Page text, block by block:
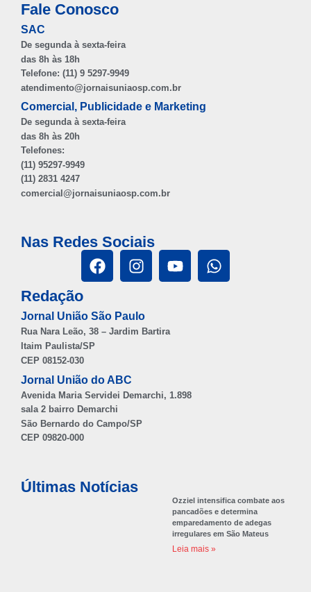
Fale Conosco
SAC
De segunda à sexta-feira
das 8h às 18h
Telefone: (11) 9 5297-9949
atendimento@jornaisuniaosp.com.br
Comercial, Publicidade e Marketing
De segunda à sexta-feira
das 8h às 20h
Telefones:
(11) 95297-9949
(11) 2831 4247
comercial@jornaisuniaosp.com.br
Nas Redes Sociais
Redação
Jornal União São Paulo
Rua Nara Leão, 38 – Jardim Bartira
Itaim Paulista/SP
CEP 08152-030
Jornal União do ABC
Avenida Maria Servidei Demarchi, 1.898
sala 2 bairro Demarchi
São Bernardo do Campo/SP
CEP 09820-000
Últimas Notícias
Ozziel intensifica combate aos
pancadões e determina
emparedamento de adegas
irregulares em São Mateus
Leia mais »